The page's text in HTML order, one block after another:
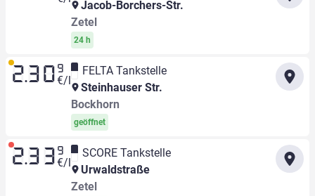
Jacob-Borchers-Str.
Zetel
24 h
2.30 9
€/l
FELTA Tankstelle
Steinhauser Str.
Bockhorn
geöffnet
2.33 9
€/l
SCORE Tankstelle
Urwaldstraße
Zetel